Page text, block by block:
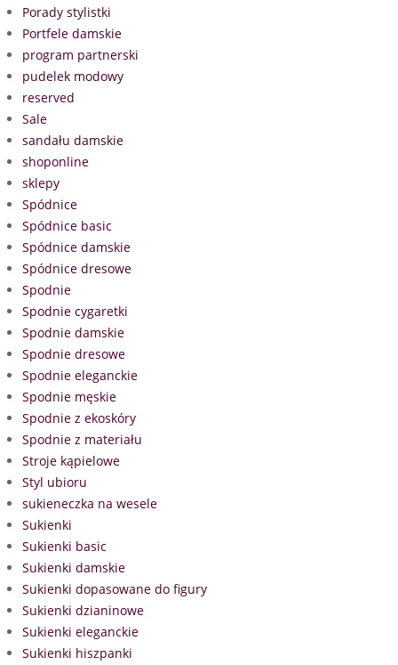
Porady stylistki
Portfele damskie
program partnerski
pudelek modowy
reserved
Sale
sandału damskie
shoponline
sklepy
Spódnice
Spódnice basic
Spódnice damskie
Spódnice dresowe
Spodnie
Spodnie cygaretki
Spodnie damskie
Spodnie dresowe
Spodnie eleganckie
Spodnie męskie
Spodnie z ekoskóry
Spodnie z materiału
Stroje kąpielowe
Styl ubioru
sukieneczka na wesele
Sukienki
Sukienki basic
Sukienki damskie
Sukienki dopasowane do figury
Sukienki dzianinowe
Sukienki eleganckie
Sukienki hiszpanki